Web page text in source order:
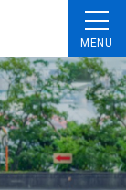
MENU